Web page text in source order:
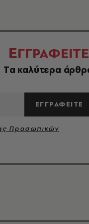
Ε
Tα καλύτερα
ΕΓΓΡΑΦΕΙΤΕ
Προσωπικών